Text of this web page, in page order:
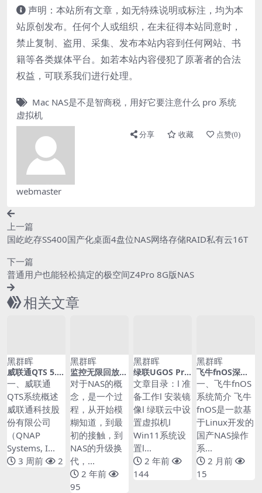
声明：本站所有文章，如无特殊说明或标注，均为本
站原创发布。任何个人或组织，在未征得本站同意时，
禁止复制、盗用、采集、发布本站内容到任何网站、书
籍等各类媒体平台。如若本站内容侵犯了原著者的合法
权益，可联系我们进行处理。
Mac NAS是不是智商税，用好它要注意什么 pro 系统
虚拟机
webmaster
分享 收藏 点赞(0)
上一篇
国屹屹存SS400国产化桌面4盘位NAS网络存储RAID私有云16T
下一篇
普通用户也能轻松搞定的极空间Z4Pro 8G版NAS
相关文章
黑群晖
威联通QTS 5.0
系统深度解析：
高性能NAS配置
与优化全攻略 –
20260717-134
004
一、威联通
QTS系统概述
威联通科技股
份有限公司
（QNAP
Systems, I...
3 周前
2
黑群晖
监控无限回放？
威联通TS-462C
化身监控存储巨
兽，我的紫盘终
于有用了！
对于NAS的概
念，是一个过
程，从开始模
糊知道，到最
初的接触，到
NAS的升级换
代，...
2 年前
95
黑群晖
绿联UGOS Pro
如何用虚拟机搭
建Win11系统？
包含跳过账户登
录的详细教程
文章目录：l 准
备工作l 安装镜
像l 绿联云中设
置虚拟机l
Win11系统设
置l...
2 年前
144
黑群晖
飞牛fnOS深度
实战：打造专业
级家庭云存储服
务器完整指南 –
20260614-235
145
一、飞牛fnOS
系统简介 飞牛
fnOS是一款基
于Linux开发的
国产NAS操作
系...
2 月前
15